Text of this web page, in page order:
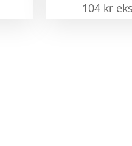
104 kr